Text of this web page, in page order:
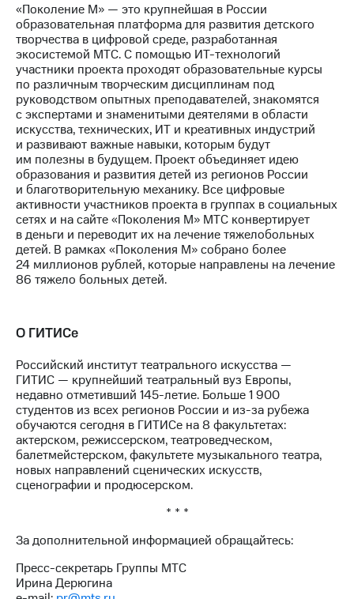
«Поколение М» — это крупнейшая в России
образовательная платформа для развития детского
творчества в цифровой среде, разработанная
экосистемой МТС. С помощью ИТ-технологий
участники проекта проходят образовательные курсы
по различным творческим дисциплинам под
руководством опытных преподавателей, знакомятся
с экспертами и знаменитыми деятелями в области
искусства, технических, ИТ и креативных индустрий
и развивают важные навыки, которым будут
им полезны в будущем. Проект объединяет идею
образования и развития детей из регионов России
и благотворительную механику. Все цифровые
активности участников проекта в группах в социальных
сетях и на сайте «Поколения М» МТС конвертирует
в деньги и переводит их на лечение тяжелобольных
детей. В рамках «Поколения М» собрано более
24 миллионов рублей, которые направлены на лечение
86 тяжело больных детей.
О ГИТИСе
Российский институт театрального искусства —
ГИТИС — крупнейший театральный вуз Европы,
недавно отметивший 145-летие. Больше 1 900
студентов из всех регионов России и из-за рубежа
обучаются сегодня в ГИТИСе на 8 факультетах:
актерском, режиссерском, театроведческом,
балетмейстерском, факультете музыкального театра,
новых направлений сценических искусств,
сценографии и продюсерском.
* * *
За дополнительной информацией обращайтесь:
Пресс-секретарь Группы МТС
Ирина Дерюгина